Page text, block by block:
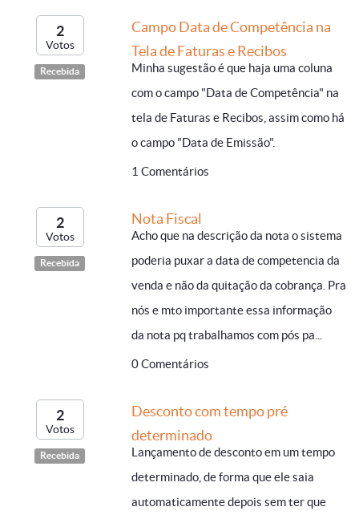
2
Votos
Recebida
Campo Data de Competência na
Tela de Faturas e Recibos
Minha sugestão é que haja uma coluna
com o campo "Data de Competência" na
tela de Faturas e Recibos, assim como há
o campo "Data de Emissão".
1 Comentários
2
Votos
Recebida
Nota Fiscal
Acho que na descrição da nota o sistema
poderia puxar a data de competencia da
venda e não da quitação da cobrança. Pra
nós e mto importante essa informação
da nota pq trabalhamos com pós pa...
0 Comentários
2
Votos
Recebida
Desconto com tempo pré
determinado
Lançamento de desconto em um tempo
determinado, de forma que ele saia
automaticamente depois sem ter que